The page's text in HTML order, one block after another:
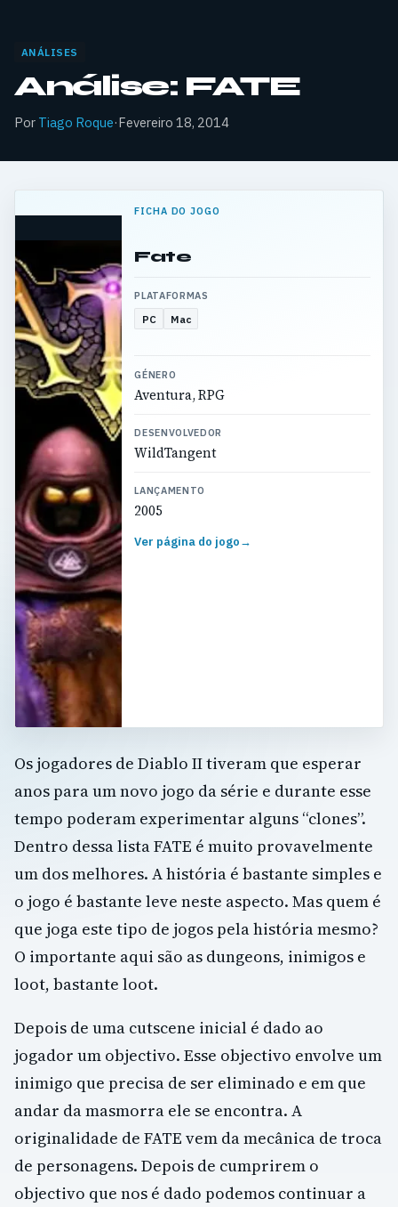
ANÁLISES
Análise: FATE
Por Tiago Roque·Fevereiro 18, 2014
FICHA DO JOGO
Fate
PLATAFORMAS
PC Mac
GÉNERO
Aventura, RPG
DESENVOLVEDOR
WildTangent
LANÇAMENTO
2005
Ver página do jogo→
Os jogadores de Diablo II tiveram que esperar
anos para um novo jogo da série e durante esse
tempo poderam experimentar alguns “clones”.
Dentro dessa lista FATE é muito provavelmente
um dos melhores. A história é bastante simples e
o jogo é bastante leve neste aspecto. Mas quem é
que joga este tipo de jogos pela história mesmo?
O importante aqui são as dungeons, inimigos e
loot, bastante loot.
Depois de uma cutscene inicial é dado ao
jogador um objectivo. Esse objectivo envolve um
inimigo que precisa de ser eliminado e em que
andar da masmorra ele se encontra. A
originalidade de FATE vem da mecânica de troca
de personagens. Depois de cumprirem o
objectivo que nos é dado podemos continuar a